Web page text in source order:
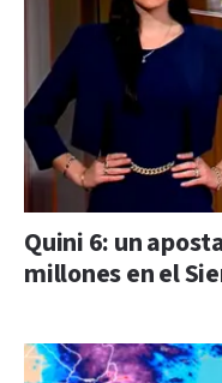
Quini 6: un
millones en el